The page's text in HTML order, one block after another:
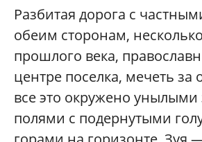
Разбитая дорога с
обеим сторонам,
прошлого века,
центре поселка, мечеть
все это окружено
полями с подернутыми